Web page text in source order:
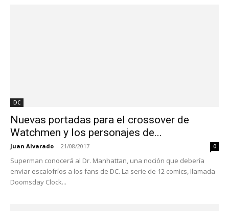
DC
Nuevas portadas para el crossover de
Watchmen y los personajes de...
Juan Alvarado - 21/08/2017 0
Superman conocerá al Dr. Manhattan, una noción que debería
enviar escalofríos a los fans de DC. La serie de 12 comics, llamada
Doomsday Clock...